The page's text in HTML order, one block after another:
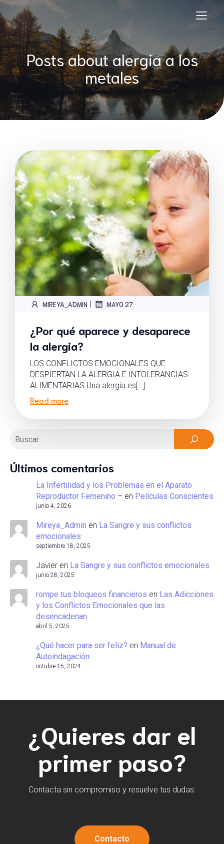
Posts about alergia a los
metales
MIREYA_ADMIN | MAYO 27
¿Por qué aparece y desaparece
la alergia?
LOS CONFLICTOS EMOCIONALES QUE
DESPIERTAN LA ALERGIA E INTOLERANCIAS
ALIMENTARIAS Una alergia es[…]
Read more
Últimos comentarios
La Infertilidad y los Problemas en el Aparato
Reproductor Femenino – en Películas Conscientes
junio 4, 2026
Mireya_Admin en La Sangre y sus conflictos
emocionales
septiembre 18, 2025
Javier en La Sangre y sus conflictos emocionales
junio 28, 2025
rompe tus bloqueos financieros en Las Adicciones
y los Conflictos Emocionales que las
desencadenan
abril 5, 2025
¿Qué hacer para ser feliz? en Manual de
Autoindagación
octubre 15, 2024
¿Quieres dar el
primer paso?
Contacta sin compromiso y resuelve tus dudas.
Contacto